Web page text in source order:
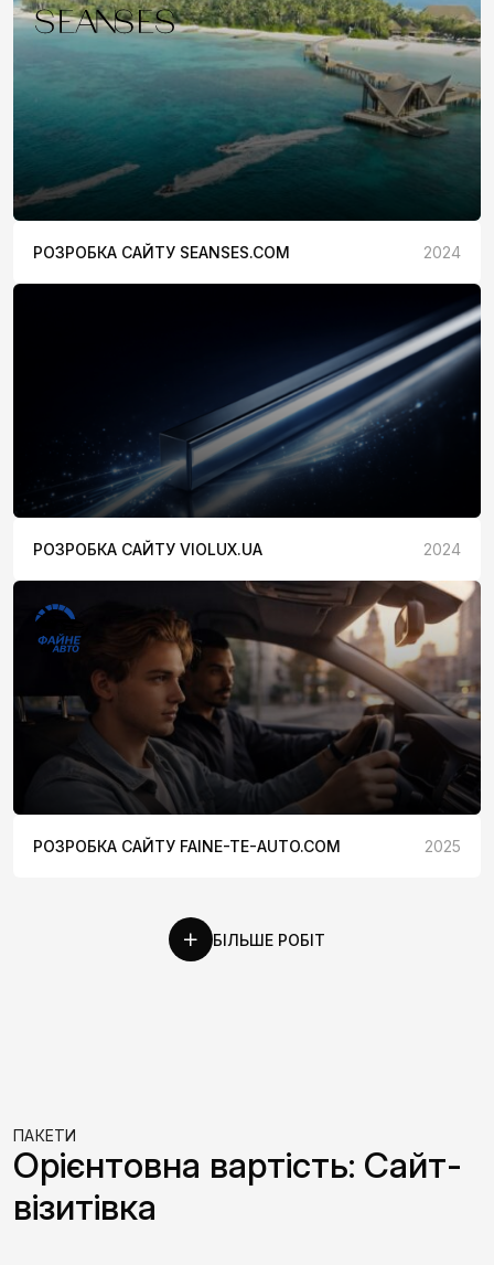
РОЗРОБКА САЙТУ SEANSES.COM 2024
РОЗРОБКА САЙТУ VIOLUX.UA 2024
РОЗРОБКА САЙТУ FAINE-TE-AUTO.COM 2025
БІЛЬШЕ РОБІТ
ПАКЕТИ
Орієнтовна вартість: Сайт-
візитівка